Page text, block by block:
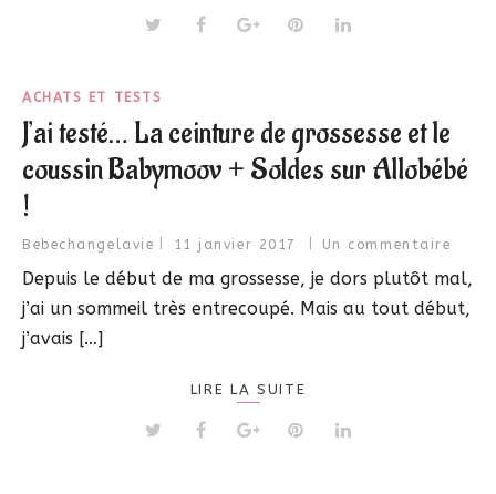
ACHATS ET TESTS
J’ai testé… La ceinture de grossesse et le
coussin Babymoov + Soldes sur Allobébé
!
Bebechangelavie 11 janvier 2017 Un commentaire
Depuis le début de ma grossesse, je dors plutôt mal,
j’ai un sommeil très entrecoupé. Mais au tout début,
j’avais […]
LIRE LA SUITE